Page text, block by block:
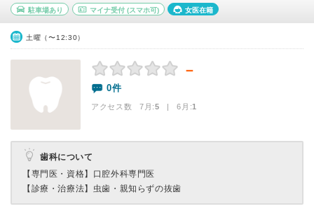
駐車場あり マイナ受付(スマホ可) 女医在籍
土曜（〜12:30）
－
0件
アクセス数 7月:5 | 6月:1
歯科について
【専門医・資格】 口腔外科専門医
【診療・治療法】 虫歯・親知らずの抜歯